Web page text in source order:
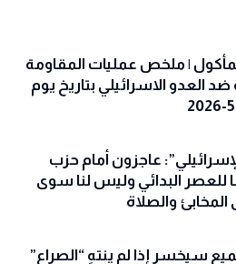
| ملخص عمليات المقاومة
ضد العدو الاسرائيلي بتاريخ يوم
عاجزون أمام حزب
للعصر البدائي وليس لنا سوى
والصلاة
سيخسر إذا لم ينتهِ “الصراع”